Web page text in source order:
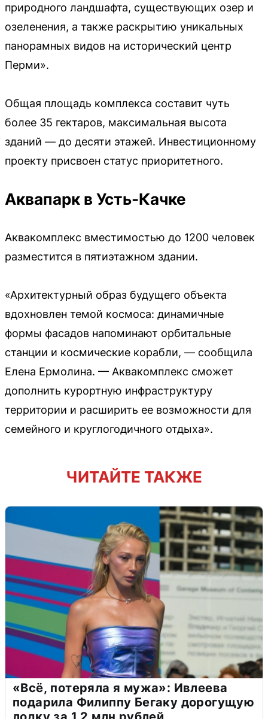
природного ландшафта, существующих озер и
озеленения, а также раскрытию уникальных
панорамных видов на исторический центр
Перми».
Общая площадь комплекса составит чуть
более 35 гектаров, максимальная высота
зданий — до десяти этажей. Инвестиционному
проекту присвоен статус приоритетного.
Аквапарк в Усть-Качке
Аквакомплекс вместимостью до 1200 человек
разместится в пятиэтажном здании.
«Архитектурный образ будущего объекта
вдохновлен темой космоса: динамичные
формы фасадов напоминают орбитальные
станции и космические корабли, — сообщила
Елена Ермолина. — Аквакомплекс сможет
дополнить курортную инфраструктуру
территории и расширить ее возможности для
семейного и круглогодичного отдыха».
ЧИТАЙТЕ ТАКЖЕ
«Всё, потеряла я мужа»: Ивлеева
подарила Филиппу Бегаку дорогущую